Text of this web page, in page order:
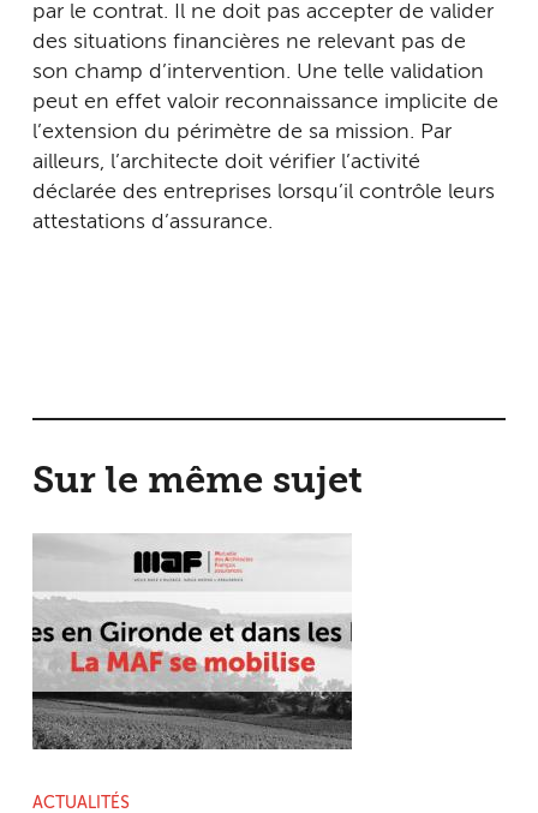
par le contrat. Il ne doit pas accepter de valider
des situations financières ne relevant pas de
son champ d’intervention. Une telle validation
peut en effet valoir reconnaissance implicite de
l’extension du périmètre de sa mission. Par
ailleurs, l’architecte doit vérifier l’activité
déclarée des entreprises lorsqu’il contrôle leurs
attestations d’assurance.
Sur le même sujet
ACTUALITÉS